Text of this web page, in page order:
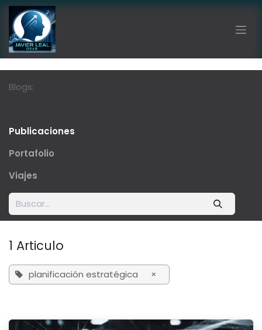
Ir al contenido
Blogs:
Publicaciones
Portafolio
Viajes
1 Articulo
planificación estratégica ×